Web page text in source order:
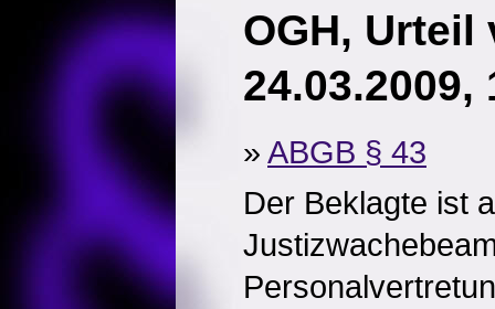
OGH, Urteil
24.03.2009,
» ABGB § 43
Der Beklagte ist